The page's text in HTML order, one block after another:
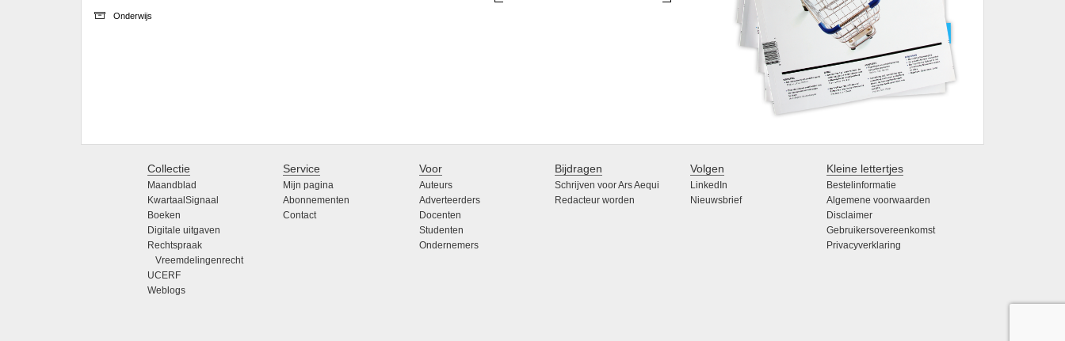
Onderwijs
Collectie
Maandblad
KwartaalSignaal
Boeken
Digitale uitgaven
Rechtspraak
Vreemdelingenrecht
UCERF
Weblogs
Service
Mijn pagina
Abonnementen
Contact
Voor
Auteurs
Adverteerders
Docenten
Studenten
Ondernemers
Bijdragen
Schrijven voor Ars Aequi
Redacteur worden
Volgen
LinkedIn
Nieuwsbrief
Kleine lettertjes
Bestelinformatie
Algemene voorwaarden
Disclaimer
Gebruikersovereenkomst
Privacyverklaring